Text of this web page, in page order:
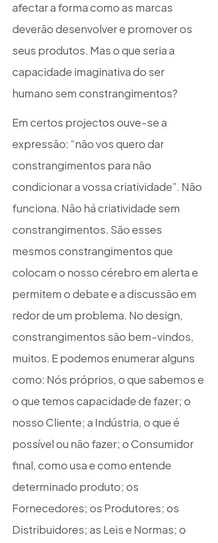
afectar a forma como as marcas
deverão desenvolver e promover os
seus produtos. Mas o que seria a
capacidade imaginativa do ser
humano sem constrangimentos?
Em certos projectos ouve-se a
expressão: “não vos quero dar
constrangimentos para não
condicionar a vossa criatividade”. Não
funciona. Não há criatividade sem
constrangimentos. São esses
mesmos constrangimentos que
colocam o nosso cérebro em alerta e
permitem o debate e a discussão em
redor de um problema. No design,
constrangimentos são bem-vindos,
muitos. E podemos enumerar alguns
como: Nós próprios, o que sabemos e
o que temos capacidade de fazer; o
nosso Cliente; a Indústria, o que é
possível ou não fazer; o Consumidor
final, como usa e como entende
determinado produto; os
Fornecedores; os Produtores; os
Distribuidores; as Leis e Normas; o